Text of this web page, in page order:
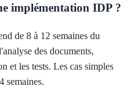
implémentation IDP ?
de 8 à 12 semaines du
des documents,
et les tests. Les cas simples
semaines.